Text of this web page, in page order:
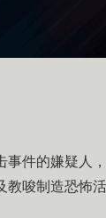
件的嫌疑人
唆制造恐怖